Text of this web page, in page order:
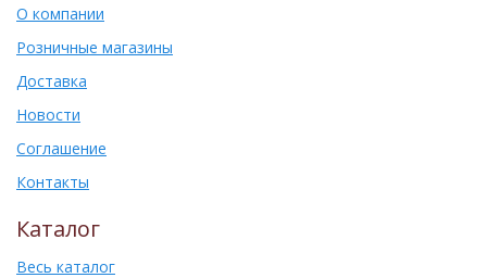
О компании
Розничные магазины
Доставка
Новости
Соглашение
Контакты
Каталог
Весь каталог